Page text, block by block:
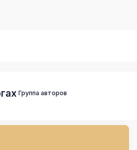
Группа авторов